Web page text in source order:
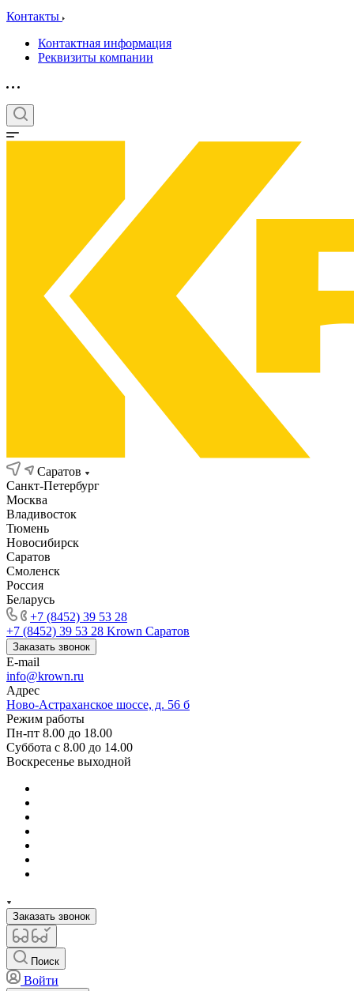
Контакты
Контактная информация
Реквизиты компании
Саратов
Санкт-Петербург
Москва
Владивосток
Тюмень
Новосибирск
Саратов
Смоленск
Россия
Беларусь
+7 (8452) 39 53 28
+7 (8452) 39 53 28 Krown Саратов
Заказать звонок
E-mail
info@krown.ru
Адрес
Ново-Астраханское шоссе, д. 56 б
Режим работы
Пн-пт 8.00 до 18.00
Суббота с 8.00 до 14.00
Воскресенье выходной
Заказать звонок
Поиск
Войти